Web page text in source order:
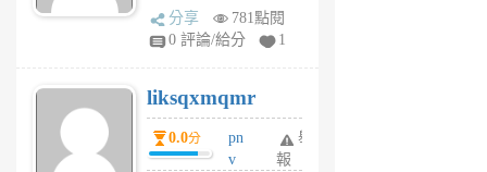
rv
pj
6
個
月
前
分享
781點閱
0 評論/給分
1
liksqxmqmr
0.0分
pn
v
舉
報